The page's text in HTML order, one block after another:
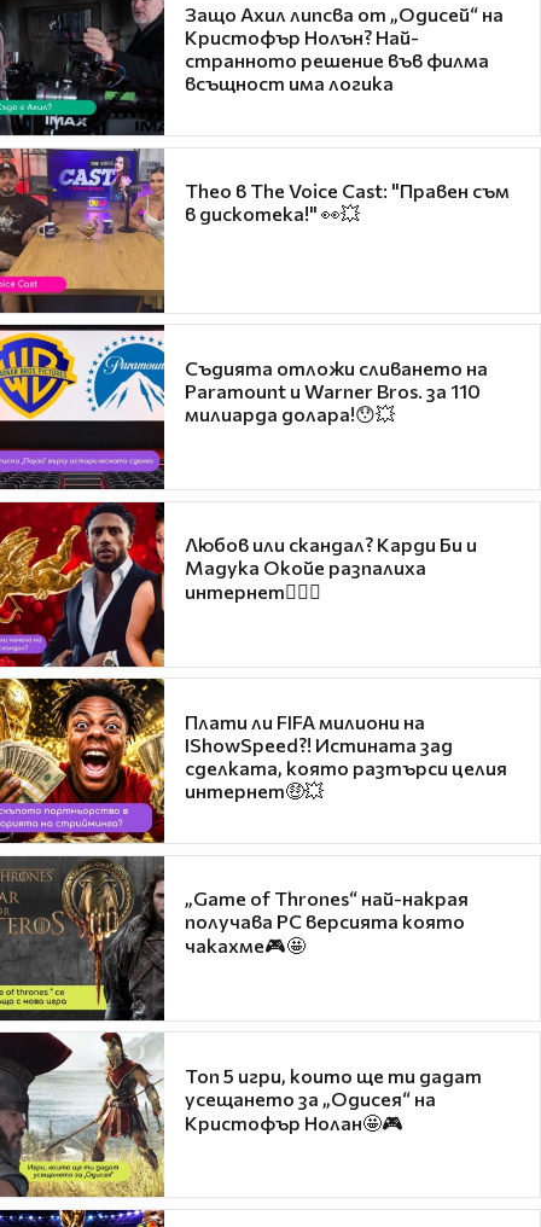
Защо Ахил липсва от „Одисей“ на
Кристофър Нолън? Най-
странното решение във филма
всъщност има логика
Theo в The Voice Cast: "Правен съм
в дискотека!" 👀💥
Съдията отложи сливането на
Paramount и Warner Bros. за 110
милиарда долара!😯💥
Любов или скандал? Карди Би и
Мадука Окойе разпалиха
интернет❤️‍🔥🔥
Плати ли FIFA милиони на
IShowSpeed?! Истината зад
сделката, която разтърси целия
интернет🤑💥
„Game of Thrones“ най-накрая
получава PC версията която
чакахме🎮🤩
Топ 5 игри, които ще ти дадат
усещането за „Одисея“ на
Кристофър Нолан🤩🎮